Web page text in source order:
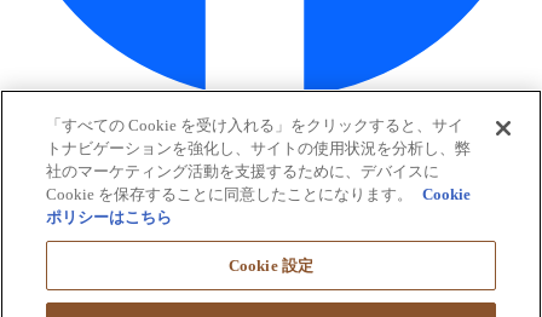
「すべての Cookie を受け入れる」をクリックすると、サイ
トナビゲーションを強化し、サイトの使用状況を分析し、弊
社のマーケティング活動を支援するために、デバイスに
Cookie を保存することに同意したことになります。
Cookie
ポリシーはこちら
Cookie 設定